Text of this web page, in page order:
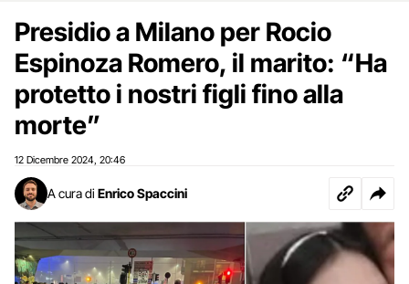
Presidio a Milano per Rocio
Espinoza Romero, il marito: “Ha
protetto i nostri figli fino alla
morte”
12 Dicembre 2024 20:46
A cura di Enrico Spaccini